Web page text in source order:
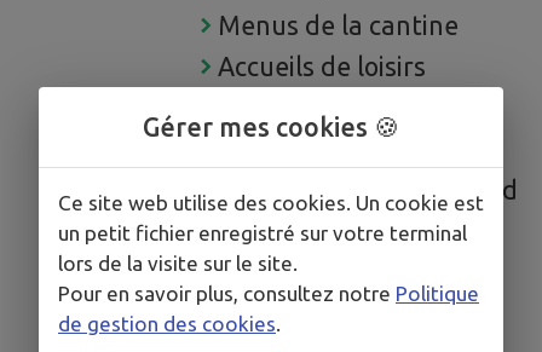
Menus de la cantine
Accueils de loisirs
Ecole privée Sainte-
Collège Lucie & Raymond
Aubrac
Santé
Aide et soins à domicile
Gérer mes cookies 🍪
Ce site web utilise des cookies. Un cookie est
un petit fichier enregistré sur votre terminal
lors de la visite sur le site.
Pour en savoir plus, consultez notre Politique
de gestion des cookies.